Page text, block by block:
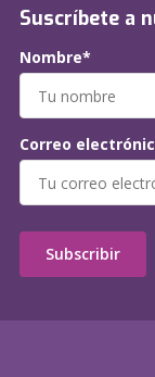
Suscríbete a
Nombre*
Correo
Subscribir